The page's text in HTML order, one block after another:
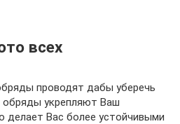
всех
проводят дабы уберечь
укрепляют Ваш
делает Вас более устойчивыми